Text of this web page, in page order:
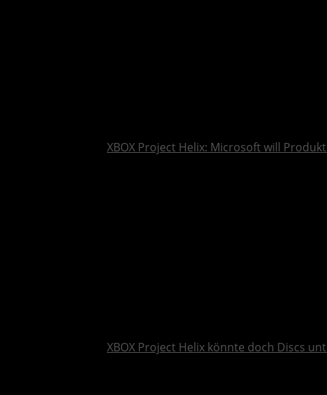
XBOX Project Helix: Microsoft will
XBOX Project Helix könnte doch Discs